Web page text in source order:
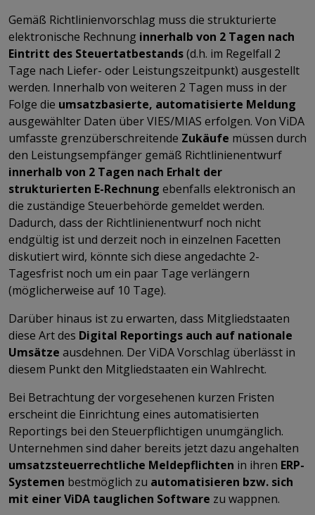
Gemäß Richtlinienvorschlag muss die strukturierte
elektronische Rechnung innerhalb von 2 Tagen nach
Eintritt des Steuertatbestands(d.h. im Regelfall 2
Tage nach Liefer- oder Leistungszeitpunkt) ausgestellt
werden. Innerhalb von weiteren 2 Tagen muss in der
Folge die umsatzbasierte, automatisierte Meldung
ausgewählter Daten über VIES/MIAS erfolgen. Von ViDA
umfasste grenzüberschreitende Zukäufe müssen durch
den Leistungsempfänger gemäß Richtlinienentwurf
innerhalb von 2 Tagen nach Erhalt der
strukturierten E-Rechnung ebenfalls elektronisch an
die zuständige Steuerbehörde gemeldet werden.
Dadurch, dass der Richtlinienentwurf noch nicht
endgültig ist und derzeit noch in einzelnen Facetten
diskutiert wird, könnte sich diese angedachte 2-
Tagesfrist noch um ein paar Tage verlängern
(möglicherweise auf 10 Tage).
Darüber hinaus ist zu erwarten, dass Mitgliedstaaten
diese Art des Digital Reportings auch auf nationale
Umsätze ausdehnen. Der ViDA Vorschlag überlässt in
diesem Punkt den Mitgliedstaaten ein Wahlrecht.
Bei Betrachtung der vorgesehenen kurzen Fristen
erscheint die Einrichtung eines automatisierten
Reportings bei den Steuerpflichtigen unumgänglich.
Unternehmen sind daher bereits jetzt dazu angehalten
umsatzsteuerrechtliche Meldepflichten in ihren ERP-
Systemen bestmöglich zu automatisieren bzw. sich
mit einer ViDA tauglichen Software zu wappnen.